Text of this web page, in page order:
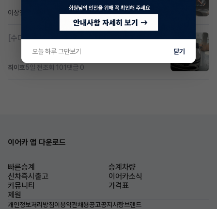
이상진 조회 184댓글 1
[수다방] 제네시스 g80 3.5 4륜 거의 풀옵션 페이스
최이호5일 전조회 101 댓글 0
이어카 앱 다운로드
빠른승계
승계차량
신차즉시출고
이어카소식
커뮤니티
가격표
제원
개인정보처리방침이용약관채용공고공지사항브랜드
오늘 하루 그만보기 닫기